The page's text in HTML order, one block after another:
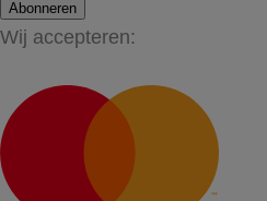
Abonneren
Wij accepteren: